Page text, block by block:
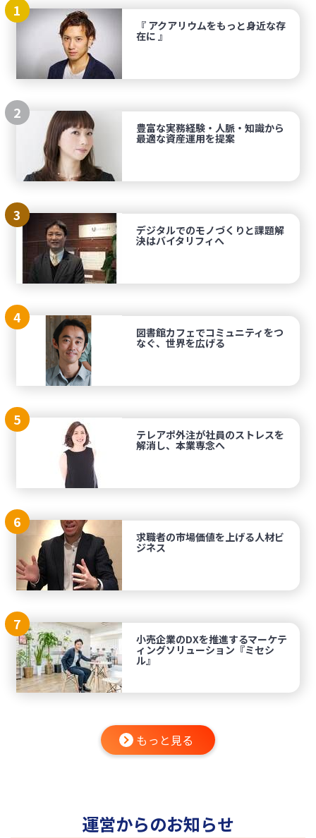
1
『 アクアリウムをもっと身近な存
在に 』
2
豊富な実務経験・人脈・知識から
最適な資産運用を提案
3
デジタルでのモノづくりと課題解
決はバイタリフィへ
4
図書館カフェでコミュニティをつ
なぐ、世界を広げる
5
テレアポ外注が社員のストレスを
解消し、本業専念へ
6
求職者の市場価値を上げる人材ビ
ジネス
7
小売企業のDXを推進するマーケテ
ィングソリューション『ミセシ
ル』
もっと見る
運営からのお知らせ